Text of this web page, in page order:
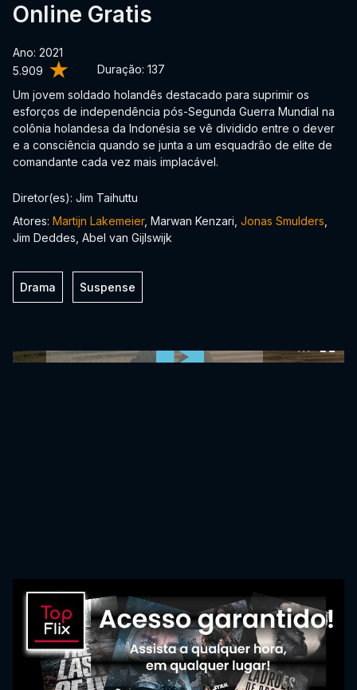
5.909 Duração: 137
Online Gratis
Ano: 2021
Um jovem soldado holandês destacado para suprimir os
esforços de independência pós-Segunda Guerra Mundial na
colônia holandesa da Indonésia se vê dividido entre o dever
e a consciência quando se junta a um esquadrão de elite de
comandante cada vez mais implacável.
Diretor(es): Jim Taihuttu
Atores: Martijn Lakemeier, Marwan Kenzari, Jonas Smulders
Jim Deddes, Abel van Gijlswijk
Drama Suspense